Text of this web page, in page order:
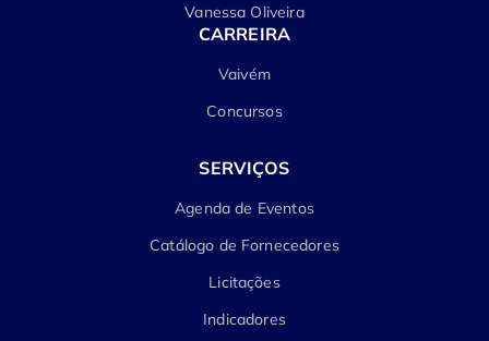
Vanessa Oliveira
CARREIRA
Vaivém
Concursos
SERVIÇOS
Agenda de Eventos
Catálogo de Fornecedores
Licitações
Indicadores